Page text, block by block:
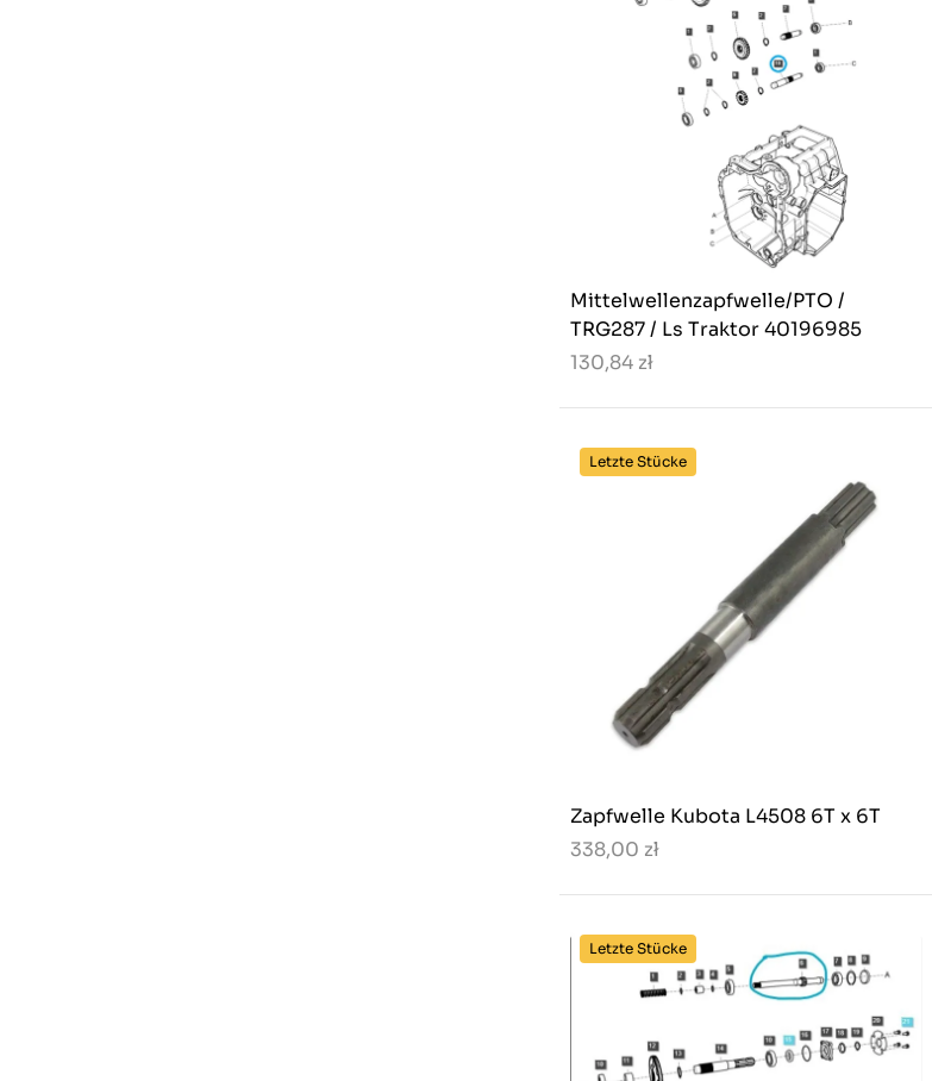
Mittelwellenzapfwelle/PTO /
TRG287 / Ls Traktor 40196985
130,84 zł
Letzte Stücke
Zapfwelle Kubota L4508 6T x 6T
338,00 zł
Letzte Stücke